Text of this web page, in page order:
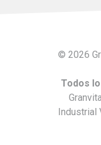
© 2026
Todos
Industrial